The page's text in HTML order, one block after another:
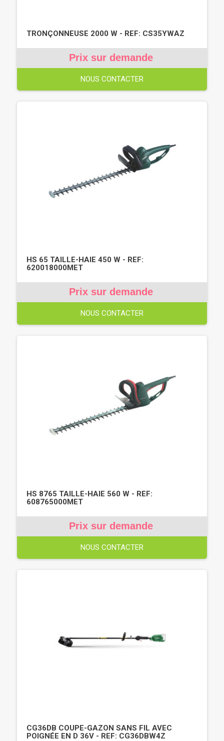
TRONÇONNEUSE 2000 W - REF: CS35YWAZ
Prix sur demande
NOUS CONTACTER
HS 65 TAILLE-HAIE 450 W - REF:
620018000MET
Prix sur demande
NOUS CONTACTER
HS 8765 TAILLE-HAIE 560 W - REF:
608765000MET
Prix sur demande
NOUS CONTACTER
CG36DB COUPE-GAZON SANS FIL AVEC
POIGNÉE EN D 36V - REF: CG36DBW4Z